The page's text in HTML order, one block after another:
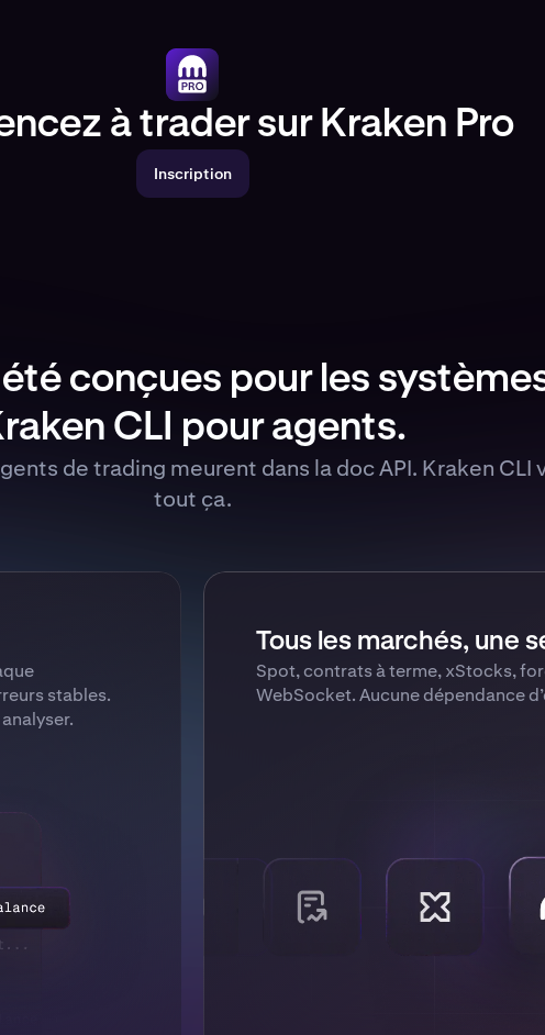
à trader sur Kraken Pro
Inscription
été conçues pour les
CLI pour agents.
de trading meurent dans la doc API. Kraken CLI
tout ça.
stables.
Tous les marchés, une
Spot, contrats à terme, xStocks,
WebSocket. Aucune dépendance